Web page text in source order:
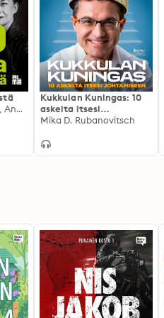
Katleena Kortesuo, Andrei Koivumäki
Kukkulan Kuningas: 10
askelta itsesi
johtamiseen
Mika D. Rubanovitsch